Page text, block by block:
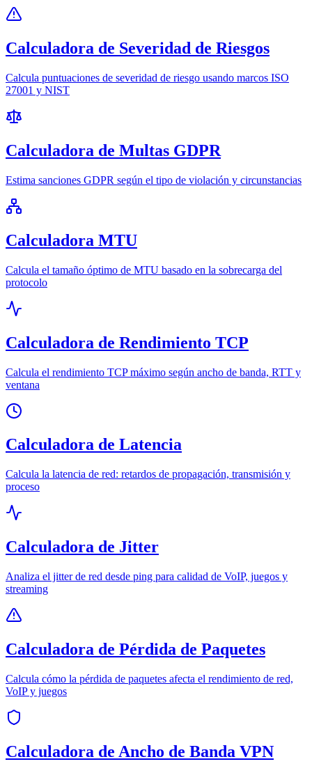
Calculadora de Severidad de Riesgos
Calcula puntuaciones de severidad de riesgo usando marcos ISO
27001 y NIST
Calculadora de Multas GDPR
Estima sanciones GDPR según el tipo de violación y circunstancias
Calculadora MTU
Calcula el tamaño óptimo de MTU basado en la sobrecarga del
protocolo
Calculadora de Rendimiento TCP
Calcula el rendimiento TCP máximo según ancho de banda, RTT y
ventana
Calculadora de Latencia
Calcula la latencia de red: retardos de propagación, transmisión y
proceso
Calculadora de Jitter
Analiza el jitter de red desde ping para calidad de VoIP, juegos y
streaming
Calculadora de Pérdida de Paquetes
Calcula cómo la pérdida de paquetes afecta el rendimiento de red,
VoIP y juegos
Calculadora de Ancho de Banda VPN